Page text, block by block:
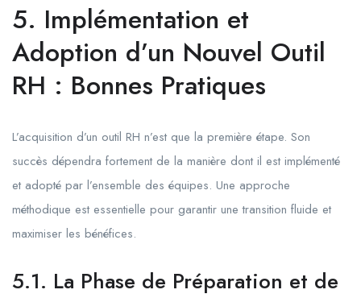
5. Implémentation et
Adoption d’un Nouvel Outil
RH : Bonnes Pratiques
L’acquisition d’un outil RH n’est que la première étape. Son
succès dépendra fortement de la manière dont il est implémenté
et adopté par l’ensemble des équipes. Une approche
méthodique est essentielle pour garantir une transition fluide et
maximiser les bénéfices.
5.1. La Phase de Préparation et de